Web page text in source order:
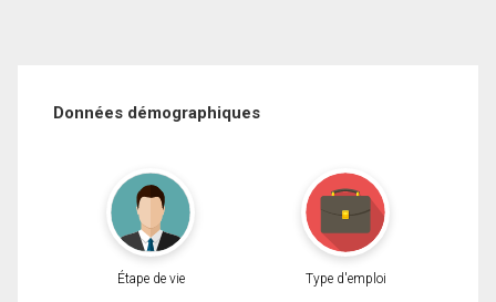
Données démographiques
Étape de vie Type d'emploi